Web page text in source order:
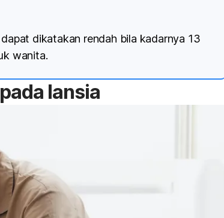
dikatakan rendah bila kadarnya 13
wanita.
lansia